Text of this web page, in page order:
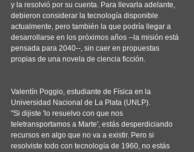
y la resolvió por su cuenta. Para llevarla adelante,
debieron considerar la tecnología disponible
actualmente, pero también la que podría llegar a
desarrollarse en los próximos años --la misión está
pensada para 2040--, sin caer en propuestas
propias de una novela de ciencia ficción.
Valentín Poggio, estudiante de Física en la
Universidad Nacional de La Plata (UNLP).
"Si dijiste 'lo resuelvo con que nos
teletransportamos a Marte', estás desperdiciando
recursos en algo que no va a existir. Pero si
resolviste todo con tecnología de 1960, no estás